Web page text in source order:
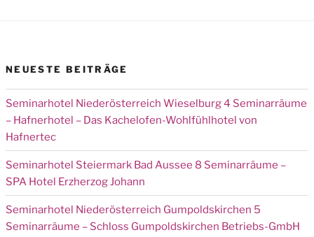
NEUESTE BEITRÄGE
Seminarhotel Niederösterreich Wieselburg 4 Seminarräume
– Hafnerhotel – Das Kachelofen-Wohlfühlhotel von
Hafnertec
Seminarhotel Steiermark Bad Aussee 8 Seminarräume –
SPA Hotel Erzherzog Johann
Seminarhotel Niederösterreich Gumpoldskirchen 5
Seminarräume – Schloss Gumpoldskirchen Betriebs-GmbH